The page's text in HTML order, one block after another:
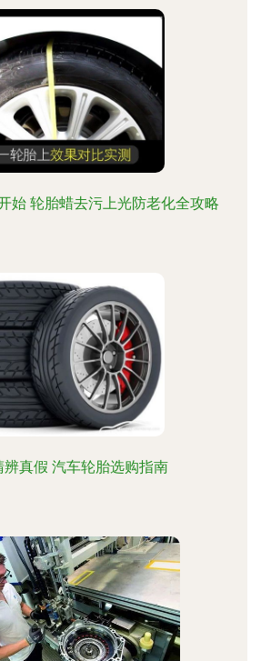
始 轮胎蜡去污上光防老化全攻略
辨真假 汽车轮胎选购指南